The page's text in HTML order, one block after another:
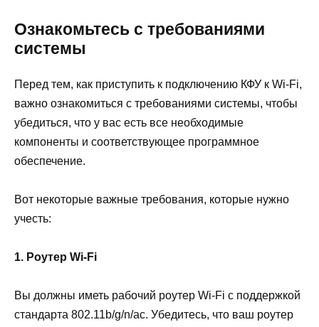
Ознакомьтесь с требованиями
системы
Перед тем, как приступить к подключению КФУ к Wi-Fi,
важно ознакомиться с требованиями системы, чтобы
убедиться, что у вас есть все необходимые
компоненты и соответствующее программное
обеспечение.
Вот некоторые важные требования, которые нужно
учесть:
1. Роутер Wi-Fi
Вы должны иметь рабочий роутер Wi-Fi с поддержкой
стандарта 802.11b/g/n/ac. Убедитесь, что ваш роутер